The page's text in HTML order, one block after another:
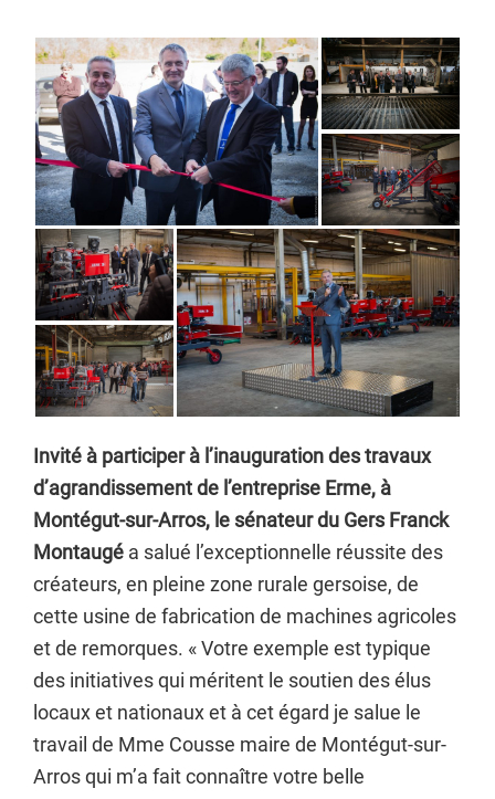
Invité à participer à l’inauguration des travaux
d’agrandissement de l’entreprise Erme, à
Montégut-sur-Arros, le sénateur du Gers Franck
Montaugé a salué l’exceptionnelle réussite des
créateurs, en pleine zone rurale gersoise, de
cette usine de fabrication de machines agricoles
et de remorques. « Votre exemple est typique
des initiatives qui méritent le soutien des élus
locaux et nationaux et à cet égard je salue le
travail de Mme Cousse maire de Montégut-sur-
Arros qui m’a fait connaître votre belle